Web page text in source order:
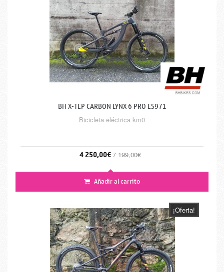
BH X-TEP CARBON LYNX 6 PRO ES971
Bicicleta eléctrica km0
4 250,00€7 199,00€
Añadir al carrito
¡Oferta!